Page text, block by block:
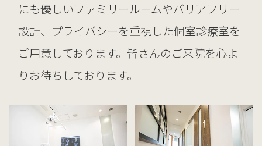
にも優しいファミリールームやバリアフリー
設計、プライバシーを重視した個室診療室を
ご用意しております。皆さんのご来院を心よ
りお待ちしております。